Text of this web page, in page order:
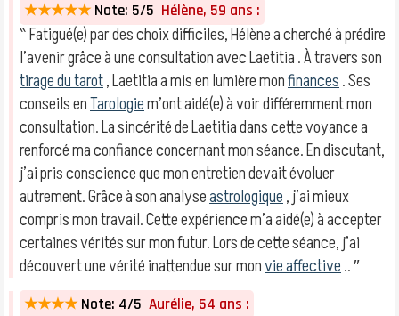
★★★★★ Note: 5/5 Hélène, 59 ans :
‶ Fatigué(e) par des choix difficiles, Hélène a cherché à prédire
l’avenir grâce à une consultation avec Laetitia . À travers son
tirage du tarot, Laetitia a mis en lumière monfinances. Ses
conseils enTarologiem’ont aidé(e) à voir différemment mon
consultation. La sincérité de Laetitia dans cette voyance a
renforcé ma confiance concernant mon séance. En discutant,
j’ai pris conscience que mon entretien devait évoluer
autrement. Grâce à son analyseastrologique, j’ai mieux
compris mon travail. Cette expérience m’a aidé(e) à accepter
certaines vérités sur mon futur. Lors de cette séance, j’ai
découvert une vérité inattendue sur monvie affective.. ″
★★★★ Note: 4/5 Aurélie, 54 ans :